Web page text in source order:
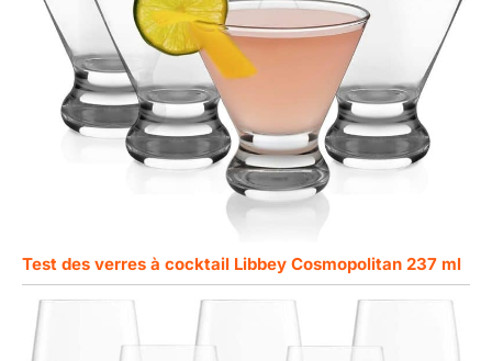
Test des verres à cocktail Libbey Cosmopolitan 237 ml